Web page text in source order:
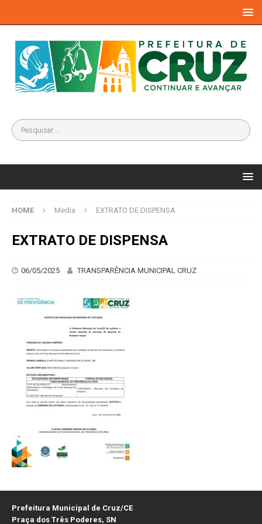
HOME Media EXTRATO DE DISPENSA
EXTRATO DE DISPENSA
06/05/2025 TRANSPARÊNCIA MUNICIPAL CRUZ
Prefeitura Municipal de Cruz/CE
Praça dos Três Poderes, SN